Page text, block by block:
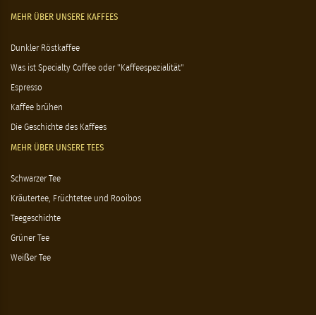
MEHR ÜBER UNSERE KAFFEES
Dunkler Röstkaffee
Was ist Specialty Coffee oder "Kaffeespezialität"
Espresso
Kaffee brühen
Die Geschichte des Kaffees
MEHR ÜBER UNSERE TEES
Schwarzer Tee
Kräutertee, Früchtetee und Rooibos
Teegeschichte
Grüner Tee
Weißer Tee